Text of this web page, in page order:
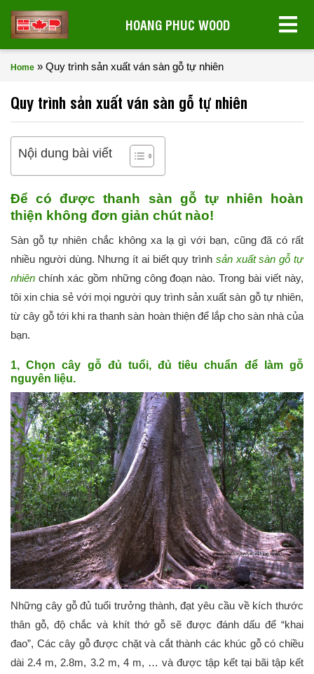
HOANG PHUC WOOD
Home » Quy trình sản xuất ván sàn gỗ tự nhiên
Quy trình sản xuất ván sàn gỗ tự nhiên
Nội dung bài viết
Để có được thanh sàn gỗ tự nhiên hoàn
thiện không đơn giản chút nào!
Sàn gỗ tự nhiên chắc không xa lạ gì với bạn, cũng đã có rất
nhiều người dùng. Nhưng ít ai biết quy trình sản xuất sàn gỗ tự
nhiên chính xác gồm những công đoạn nào. Trong bài viết này,
tôi xin chia sẻ với mọi người quy trình sản xuất sàn gỗ tự nhiên,
từ cây gỗ tới khi ra thanh sàn hoàn thiện để lắp cho sàn nhà của
bạn.
1, Chọn cây gỗ đủ tuổi, đủ tiêu chuẩn để làm gỗ
nguyên liệu.
Những cây gỗ đủ tuổi trưởng thành, đạt yêu cầu về kích thước
thân gỗ, độ chắc và khít thớ gỗ sẽ được đánh dấu để “khai
đao”, Các cây gỗ được chặt và cắt thành các khúc gỗ có chiều
dài 2.4 m, 2.8m, 3.2 m, 4 m, … và được tập kết tại bãi tập kết